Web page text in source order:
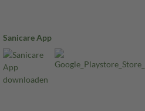
Sanicare App